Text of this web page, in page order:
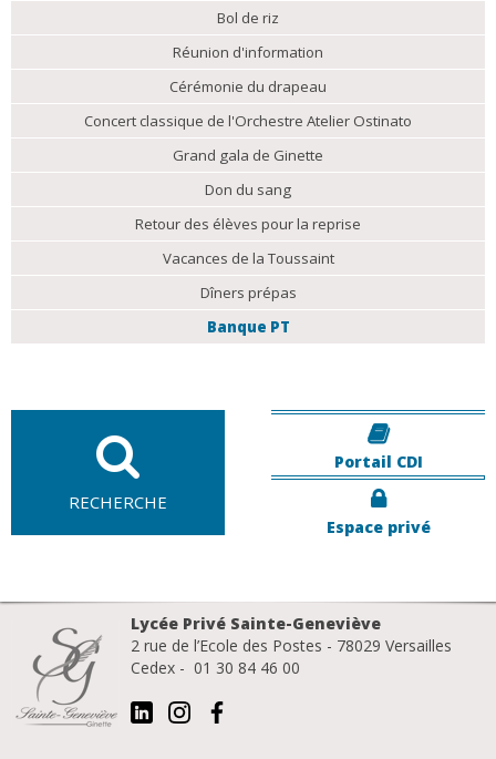
Bol de riz
Réunion d'information
Cérémonie du drapeau
Concert classique de l'Orchestre Atelier Ostinato
Grand gala de Ginette
Don du sang
Retour des élèves pour la reprise
Vacances de la Toussaint
Dîners prépas
Banque PT
RECHERCHE
Portail CDI
Espace privé
Lycée Privé Sainte-Geneviève
2 rue de l’Ecole des Postes - 78029 Versailles
Cedex - 01 30 84 46 00